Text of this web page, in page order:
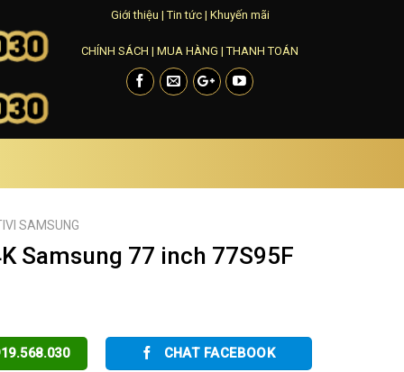
Giới thiệu |Tin tức| Khuyến mãi
CHÍNH SÁCH |MUA HÀNG |THANH TOÁN
SAMSUNG
Samsung 77 inch 77S95F
CHAT FACEBOOK